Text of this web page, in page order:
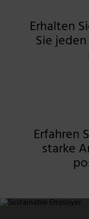
Erhalten
Sie
Erfahren
starke